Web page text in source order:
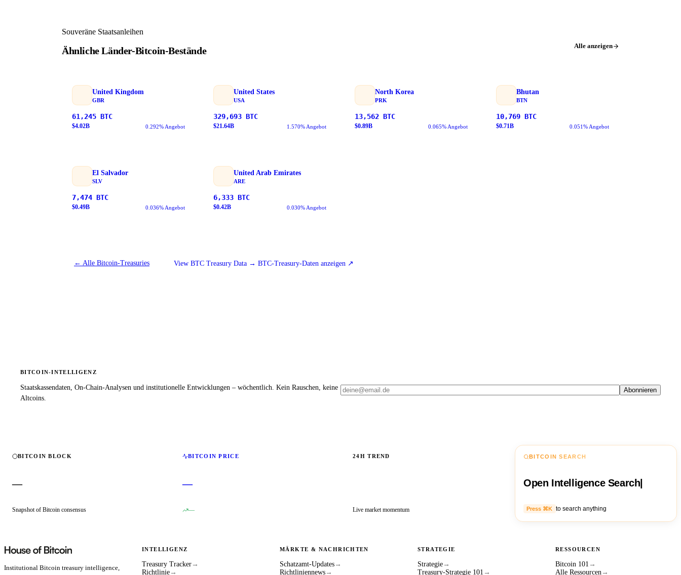
Souveräne Staatsanleihen
Ähnliche Länder-Bitcoin-Bestände Alle anzeigen
United Kingdom
GBR
61,245 BTC
$4.02B 0.292% Angebot
United States
USA
329,693 BTC
$21.64B 1.570% Angebot
North Korea
PRK
13,562 BTC
$0.89B 0.065% Angebot
Bhutan
BTN
10,769 BTC
$0.71B 0.051% Angebot
El Salvador
SLV
7,474 BTC
$0.49B 0.036% Angebot
United Arab Emirates
ARE
6,333 BTC
$0.42B 0.030% Angebot
← Alle Bitcoin-Treasuries View BTC Treasury Data → BTC-Treasury-Daten anzeigen ↗
BITCOIN-INTELLIGENZ
Staatskassendaten, On-Chain-Analysen und institutionelle Entwicklungen – wöchentlich. Kein Rauschen, keine
Altcoins.
Abonnieren
BITCOIN BLOCK
—
Snapshot of Bitcoin consensus
BITCOIN PRICE
—
—
24H TREND
Live market momentum
BITCOIN SEARCH
Open Intelligence Search
Press ⌘K to search anything
Institutional Bitcoin treasury intelligence,
INTELLIGENZ
Treasury Tracker →
Richtlinie →
MÄRKTE & NACHRICHTEN
Schatzamt-Updates →
Richtliniennews →
STRATEGIE
Strategie →
Treasury-Strategie 101 →
RESSOURCEN
Bitcoin 101 →
Alle Ressourcen →